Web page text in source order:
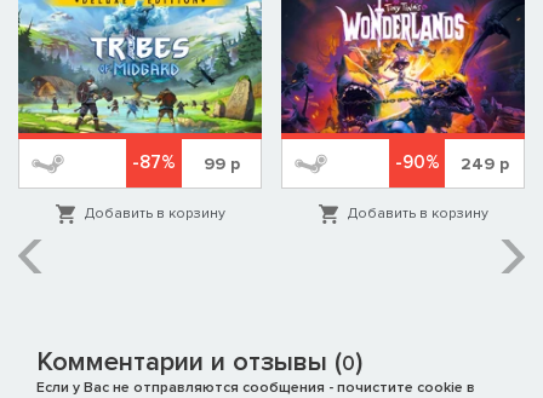
-87% 99р
Добавить в корзину
-90% 249р
Добавить в корзину
Комментарии и отзывы (0)
Если у Вас не отправляются сообщения - почистите cookie в